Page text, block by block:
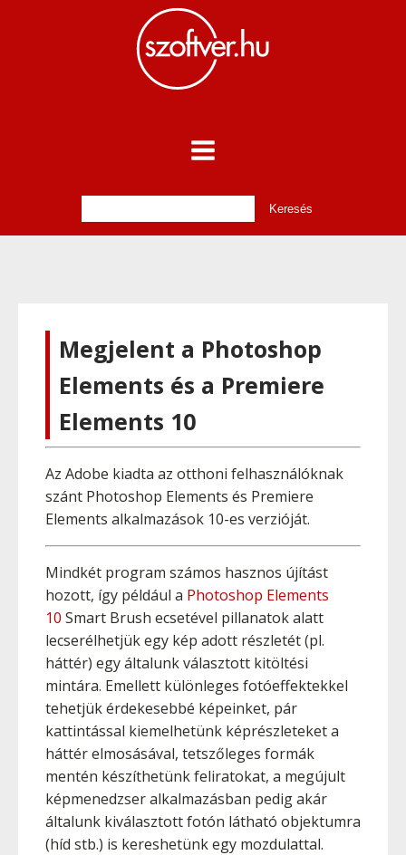
Megjelent a Photoshop
Elements és a Premiere
Elements 10
Az Adobe kiadta az otthoni felhasználóknak
szánt Photoshop Elements és Premiere
Elements alkalmazások 10-es verzióját.
Mindkét program számos hasznos újítást
hozott, így például a Photoshop Elements
10 Smart Brush ecsetével pillanatok alatt
lecserélhetjük egy kép adott részletét (pl.
háttér) egy általunk választott kitöltési
mintára. Emellett különleges fotóeffektekkel
tehetjük érdekesebbé képeinket, pár
kattintással kiemelhetünk képrészleteket a
háttér elmosásával, tetszőleges formák
mentén készíthetünk feliratokat, a megújult
képmenedzser alkalmazásban pedig akár
általunk kiválasztott fotón látható objektumra
(híd stb.) is kereshetünk egy mozdulattal.